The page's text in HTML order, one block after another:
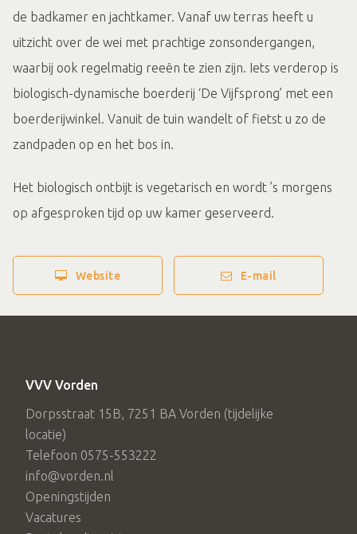
de badkamer en jachtkamer. Vanaf uw terras heeft u
uitzicht over de wei met prachtige zonsondergangen,
waarbij ook regelmatig reeën te zien zijn. Iets verderop is
biologisch-dynamische boerderij ‘De Vijfsprong’ met een
boerderijwinkel. Vanuit de tuin wandelt of fietst u zo de
zandpaden op en het bos in.
Het biologisch ontbijt is vegetarisch en wordt ’s morgens
op afgesproken tijd op uw kamer geserveerd.
Website E-mail
VVV Vorden
Dorpsstraat 15B, 7251 BA Vorden (tijdelijke
locatie)
Telefoon 0575-553222
info@vorden.nl
Openingstijden
Vacatures